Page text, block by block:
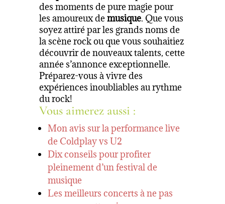
des moments de pure magie pour
les amoureux demusique. Que vous
soyez attiré par les grands noms de
la scène rock ou que vous souhaitiez
découvrir de nouveaux talents, cette
année s’annonce exceptionnelle.
Préparez-vous à vivre des
expériences inoubliables au rythme
du rock!
Vous aimerez aussi :
Mon avis sur la performance live
de Coldplay vs U2
Dix conseils pour profiter
pleinement d’un festival de
musique
Les meilleurs concerts à ne pas